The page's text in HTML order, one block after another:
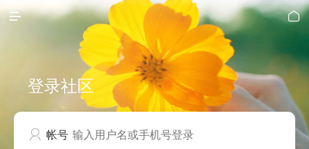
 
登录社区
 帐号